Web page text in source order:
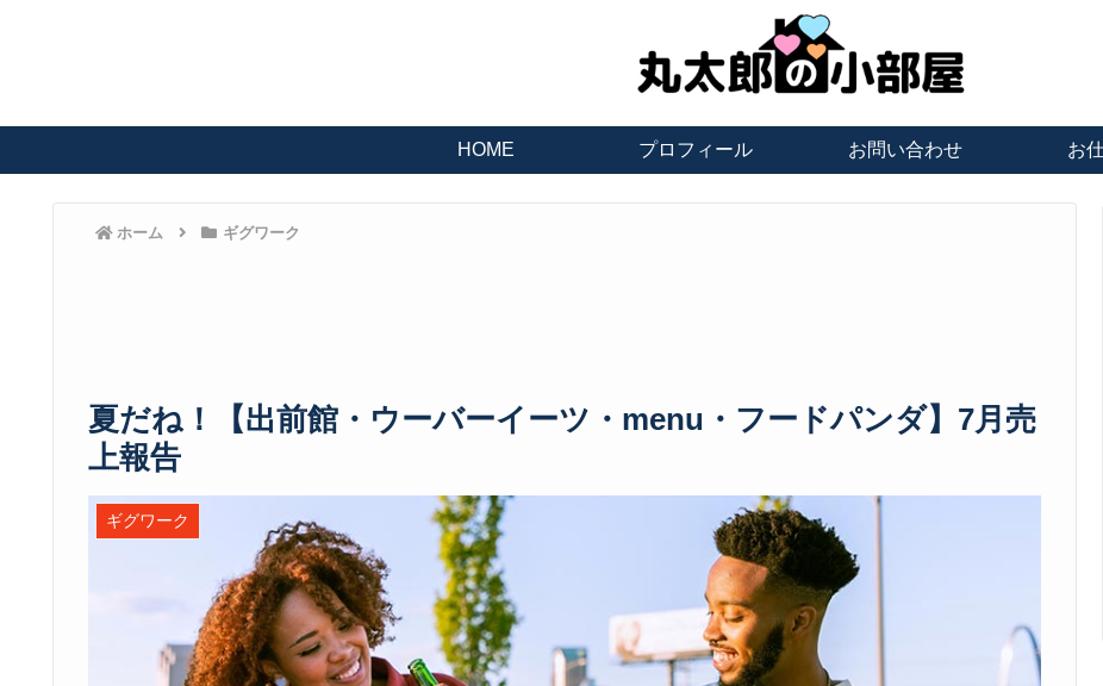
HOME プロフィール お問い合わせ お
ホーム ギグワーク
夏だね！【出前館・ウーバーイーツ・menu・フードパンダ】7月売
上報告
ギグワーク